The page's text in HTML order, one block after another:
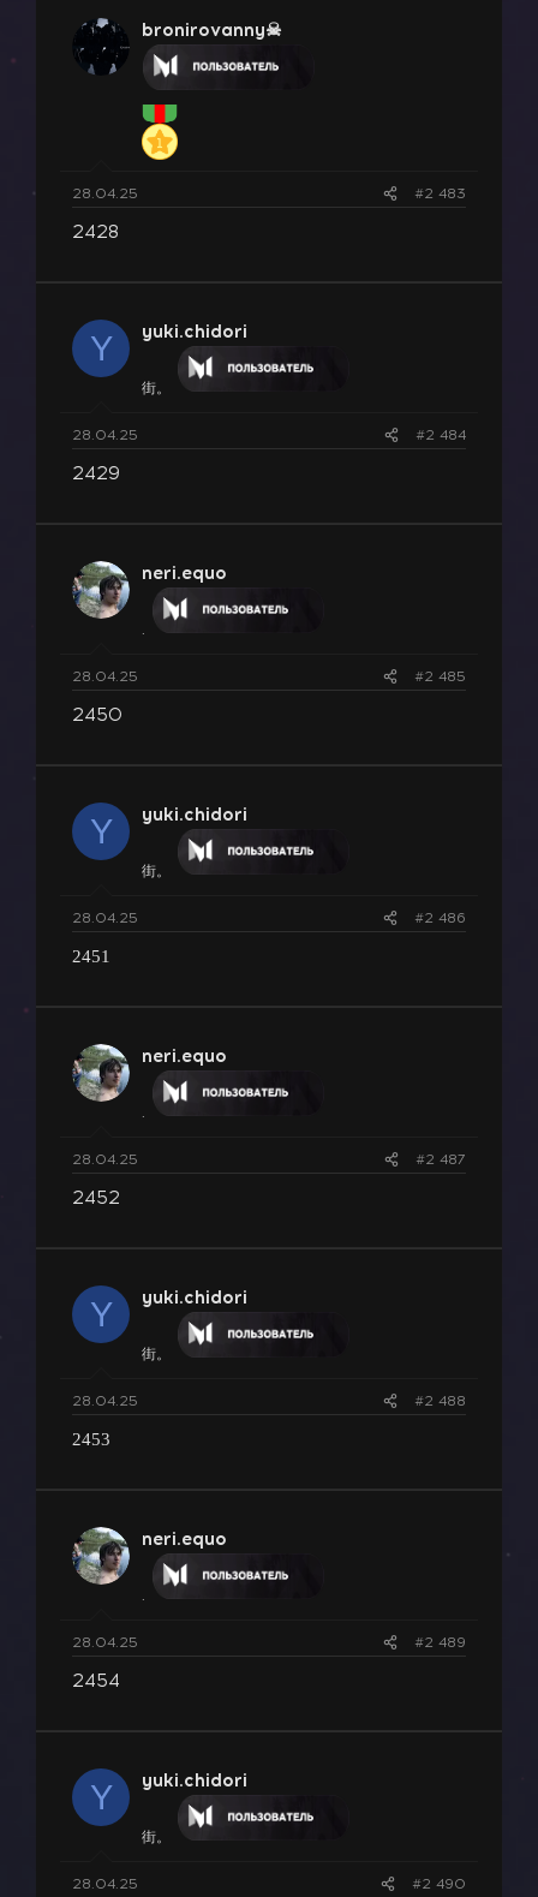
bronirovanny☠
28.04.25 #2 483
2428
Y yuki.chidori
街。
28.04.25 #2 484
2429
neri.equo
.
28.04.25 #2 485
2450
Y yuki.chidori
街。
28.04.25 #2 486
2451
neri.equo
.
28.04.25 #2 487
2452
Y yuki.chidori
街。
28.04.25 #2 488
2453
neri.equo
.
28.04.25 #2 489
2454
Y yuki.chidori
街。
28.04.25 #2 490